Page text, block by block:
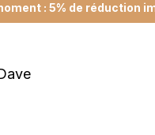
: 5% de réduction